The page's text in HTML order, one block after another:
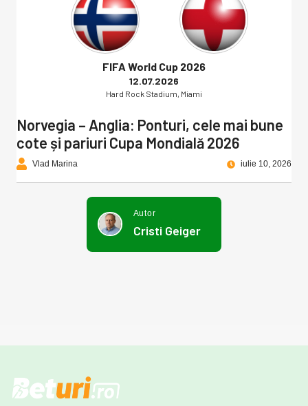
FIFA World Cup 2026
12.07.2026
Hard Rock Stadium, Miami
Norvegia – Anglia: Ponturi, cele mai bune
cote și pariuri Cupa Mondială 2026
Vlad Marina iulie 10, 2026
Autor
Cristi Geiger